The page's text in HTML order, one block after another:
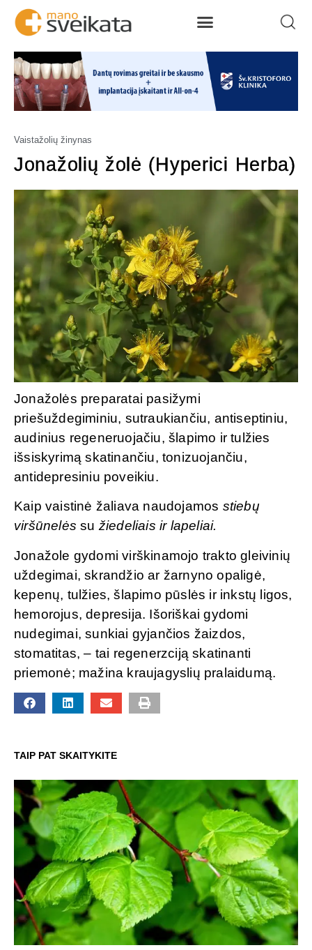
Vaistažolių žinynas
Jonažolių žolė (Hyperici Herba)
Jonažolės preparatai pasižymi
priešuždegiminiu, sutraukiančiu, antiseptiniu,
audinius regeneruojačiu, šlapimo ir tulžies
išsiskyrimą skatinančiu, tonizuojančiu,
antidepresiniu poveikiu.
Kaip vaistinė žaliava naudojamos stiebų
viršūnelės su žiedeliais ir lapeliai.
Jonažole gydomi virškinamojo trakto gleivinių
uždegimai, skrandžio ar žarnyno opaligė,
kepenų, tulžies, šlapimo pūslės ir inkstų ligos,
hemorojus, depresija. Išoriškai gydomi
nudegimai, sunkiai gyjančios žaizdos,
stomatitas, – tai regenerzciją skatinanti
priemonė; mažina kraujagyslių pralaidumą.
TAIP PAT SKAITYKITE